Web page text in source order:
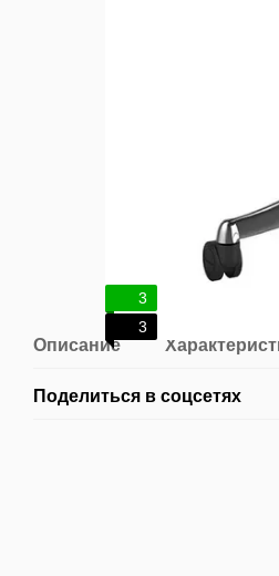
3
3
Описание
Поделиться в соцсетях